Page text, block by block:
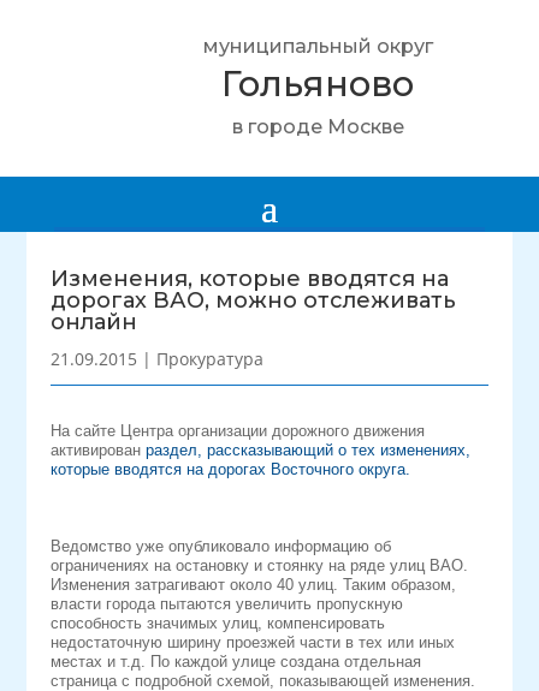
муниципальный округ
Гольяново
в городе Москве
Изменения, которые вводятся на
дорогах ВАО, можно отслеживать
онлайн
21.09.2015 | Прокуратура
На сайте Центра организации дорожного движения
активированраздел, рассказывающий о тех изменениях,
которые вводятся на дорогах Восточного округа.
Ведомство уже опубликовало информацию об
ограничениях на остановку и стоянку на ряде улиц ВАО.
Изменения затрагивают около 40 улиц. Таким образом,
власти города пытаются увеличить пропускную
способность значимых улиц, компенсировать
недостаточную ширину проезжей части в тех или иных
местах и т.д. По каждой улице создана отдельная
страница с подробной схемой, показывающей изменения.